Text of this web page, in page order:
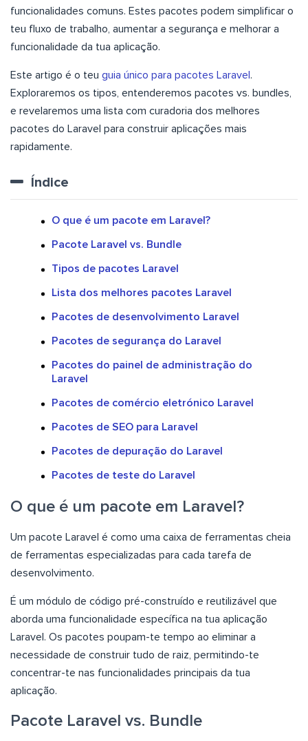
funcionalidades comuns. Estes pacotes podem simplificar o
teu fluxo de trabalho, aumentar a segurança e melhorar a
funcionalidade da tua aplicação.
Este artigo é o teu guia único para pacotes Laravel .
Exploraremos os tipos, entenderemos pacotes vs. bundles,
e revelaremos uma lista com curadoria dos melhores
pacotes do Laravel para construir aplicações mais
rapidamente.
Índice
O que é um pacote em Laravel?
Pacote Laravel vs. Bundle
Tipos de pacotes Laravel
Lista dos melhores pacotes Laravel
Pacotes de desenvolvimento Laravel
Pacotes de segurança do Laravel
Pacotes do painel de administração do
Laravel
Pacotes de comércio eletrónico Laravel
Pacotes de SEO para Laravel
Pacotes de depuração do Laravel
Pacotes de teste do Laravel
O que é um pacote em Laravel?
Um pacote Laravel é como uma caixa de ferramentas cheia
de ferramentas especializadas para cada tarefa de
desenvolvimento.
É um módulo de código pré-construído e reutilizável que
aborda uma funcionalidade específica na tua aplicação
Laravel. Os pacotes poupam-te tempo ao eliminar a
necessidade de construir tudo de raiz, permitindo-te
concentrar-te nas funcionalidades principais da tua
aplicação.
Pacote Laravel vs. Bundle